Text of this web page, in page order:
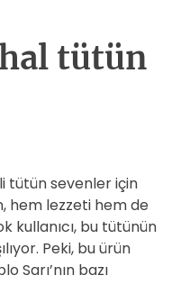
E
C
O
E
tütün
tütün sevenler için
hem lezzeti hem de
kullanıcı, bu tütünün
Peki, bu ürün
Sarı’nın bazı